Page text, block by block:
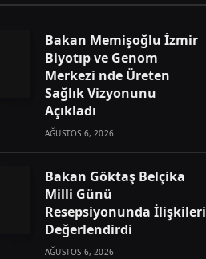
Bakan Memişoğlu İzmir
Biyotıp ve Genom
Merkezi nde Üreten
Sağlık Vizyonunu
Açıkladı
AĞUSTOS 6, 2026
Bakan Göktaş Belçika
Milli Günü
Resepsiyonunda İlişkileri
Değerlendirdi
AĞUSTOS 6, 2026